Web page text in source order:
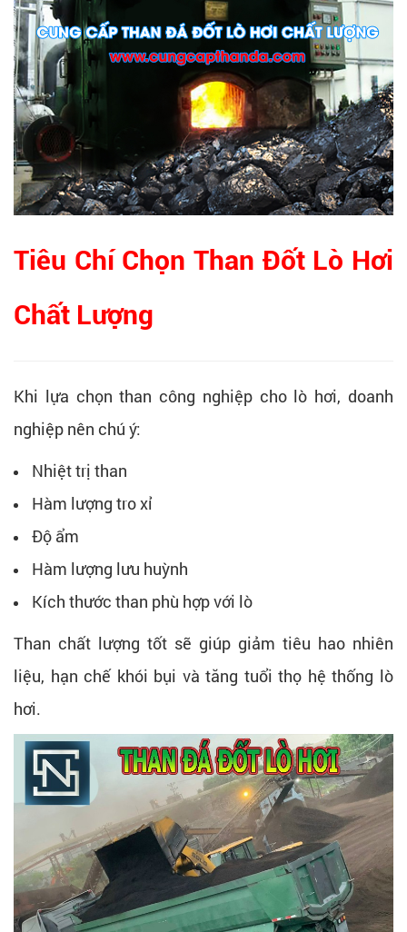
Tiêu Chí Chọn Than Đốt Lò Hơi
Chất Lượng
Khi lựa chọn than công nghiệp cho lò hơi, doanh
nghiệp nên chú ý:
Nhiệt trị than
Hàm lượng tro xỉ
Độ ẩm
Hàm lượng lưu huỳnh
Kích thước than phù hợp với lò
Than chất lượng tốt sẽ giúp giảm tiêu hao nhiên
liệu, hạn chế khói bụi và tăng tuổi thọ hệ thống lò
hơi.